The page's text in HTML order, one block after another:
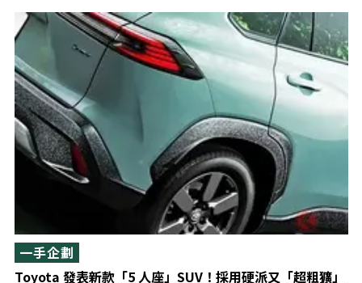
Toyota 發表新款「5 人座」SUV！採用硬派又「超粗獷」
一手企劃